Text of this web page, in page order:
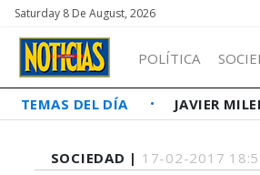
Saturday 8 De August, 2026
POLÍTICA
TEMAS DEL DÍA JAVIER MILEI
SOCIEDAD | 17-02-2017